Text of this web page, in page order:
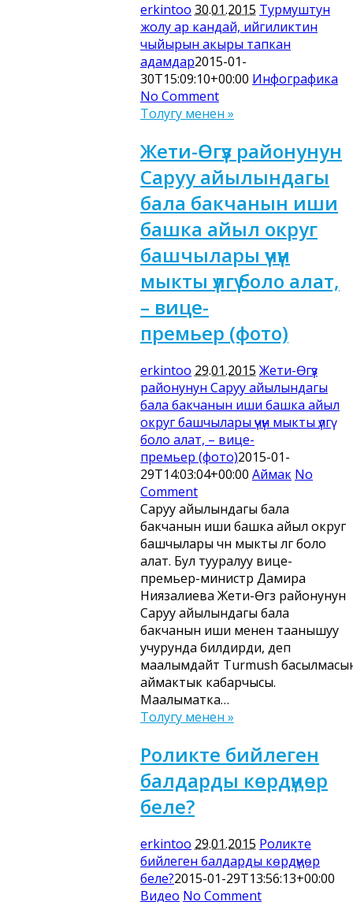
erkintoo 30.01.2015 Турмуштун
жолу ар кандай, ийгиликтин
чыйырын акыры тапкан
адамдар2015-01-
30T15:09:10+00:00 Инфографика
No Comment
Толугу менен »
Жети-Өгүз районунун
Саруу айылындагы
бала бакчанын иши
башка айыл округ
башчылары үчүн
мыкты үлгү боло алат,
– вице-
премьер (фото)
erkintoo 29.01.2015 Жети-Өгүз
районунун Саруу айылындагы
бала бакчанын иши башка айыл
округ башчылары үчүн мыкты үлгү
боло алат, – вице-
премьер (фото)2015-01-
29T14:03:04+00:00 Аймак No
Comment
Саруу айылындагы бала
бакчанын иши башка айыл округ
башчылары үчүн мыкты үлгү боло
алат. Бул тууралуу вице-
премьер-министр Дамира
Ниязалиева Жети-Өгүз районунун
Саруу айылындагы бала
бакчанын иши менен таанышуу
учурунда билдирди, деп
маалымдайт Turmush
аймактык кабарчысы.
Маалыматка…
Толугу менен »
Роликте бийлеген
балдарды көрдүңөр
беле?
erkintoo 29.01.2015 Роликте
бийлеген балдарды көрдүңөр
беле?2015-01-29T13:56:13+00:00
Видео No Comment